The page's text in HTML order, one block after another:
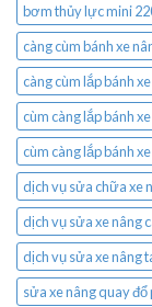
bơm thủy lực mini
càng cùm bánh xe
càng cùm lắp bánh
cùm càng lắp bánh
cùm càng lắp bánh
dịch vụ sửa chữa xe
dịch vụ sửa xe nâng
dịch vụ sửa xe nâng
sửa xe nâng quay đổ